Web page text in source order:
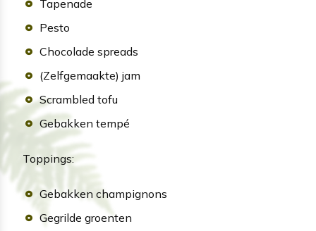
Tapenade
Pesto
Chocolade spreads
(Zelfgemaakte) jam
Scrambled tofu
Gebakken tempé
Toppings:
Gebakken champignons
Gegrilde groenten